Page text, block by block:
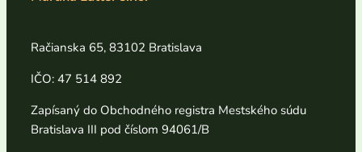
Račianska 65, 83102 Bratislava
IČO: 47 514 892
Zapísaný do Obchodného registra Mestského súdu
Bratislava III pod číslom 94061/B